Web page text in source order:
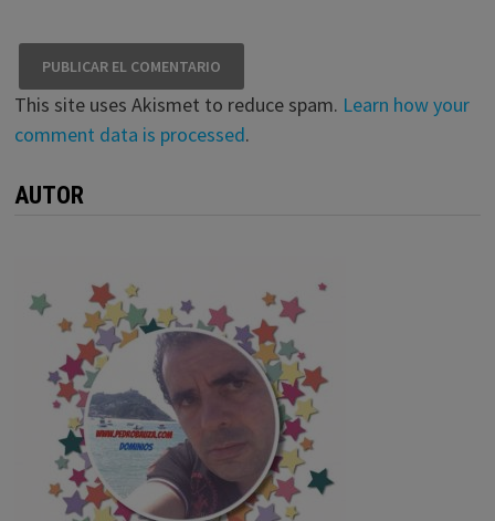
This site uses Akismet to reduce spam. Learn how your
comment data is processed.
AUTOR